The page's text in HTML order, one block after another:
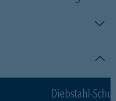
Diebstahl-